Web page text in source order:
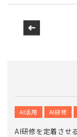
AI活用 AI研修
AI研修を定着させ